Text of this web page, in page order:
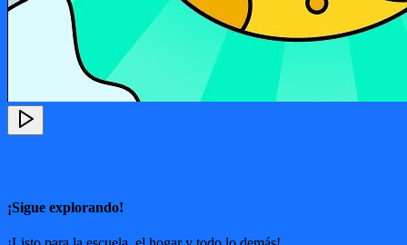
¡Sigue explorando!